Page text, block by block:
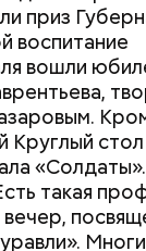
приз
воспитание
вошли
Круглый
такая